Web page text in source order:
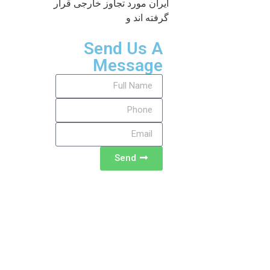
ایران مورد تجاوز خارجی قرار
گرفته اند و
Send Us A
Message
Send